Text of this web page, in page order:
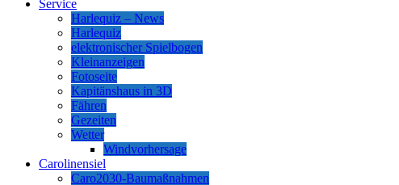
Service
Harlequiz – News
Harlequiz
elektronischer Spielbogen
Kleinanzeigen
Fotoseite
Kapitänshaus in 3D
Fähren
Gezeiten
Wetter
Windvorhersage
Carolinensiel
Caro2030-Baumaßnahmen